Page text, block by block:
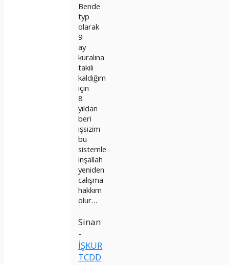
Bende
typ
olarak
9
ay
kuralına
takılı
kaldığım
için
8
yıldan
beri
işsizim
bu
sistemle
inşallah
yeniden
calışma
hakkım
olur…
Sinan
-
İŞKUR
TCDD